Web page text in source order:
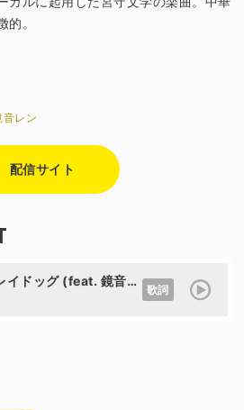
的。
音レン
配信サイト
ッグ (feat. 鏡音リン&鏡音レン)
歌詞